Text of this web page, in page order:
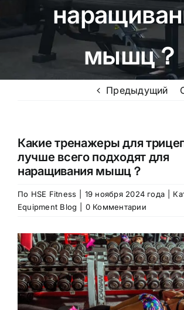
мышц？
Предыдущий
Какие тренажеры для
лучше всего подходят для
наращивания мышц？
По HSE Fitness 19 ноября 2024 года
Equipment Blog
0 Комментарии
Посмотреть
большее
изображение